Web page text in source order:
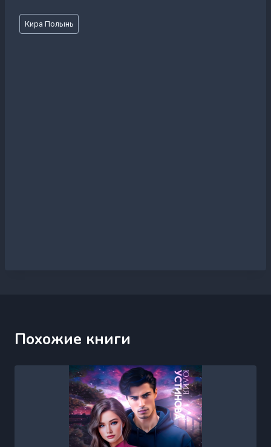
Метки
записи:
Кира Полынь
Похожие книги